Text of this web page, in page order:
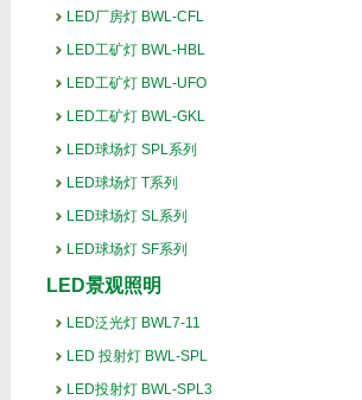
LED厂房灯 BWL-CFL
LED工矿灯 BWL-HBL
LED工矿灯 BWL-UFO
LED工矿灯 BWL-GKL
LED球场灯 SPL系列
LED球场灯 T系列
LED球场灯 SL系列
LED球场灯 SF系列
LED景观照明
LED泛光灯 BWL7-11
LED 投射灯 BWL-SPL
LED投射灯 BWL-SPL3